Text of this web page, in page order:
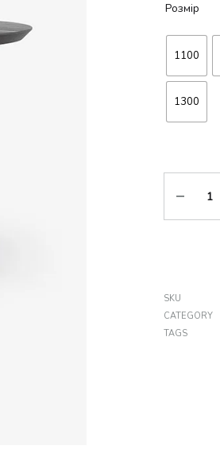
Розмір
1100
1300
SKU
CATEGORY
TAGS